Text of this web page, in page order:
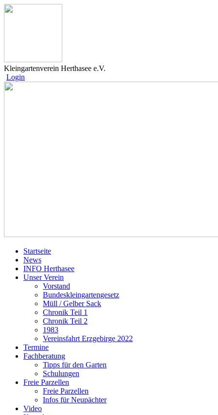
Kleingartenverein Herthasee e.V.
Login
Startseite
News
INFO Herthasee
Unser Verein
Vorstand
Bundeskleingartengesetz
Müll / Gelber Sack
Chronik Teil 1
Chronik Teil 2
1983
Vereinsfahrt Erzgebirge 2022
Termine
Fachberatung
Tipps für den Garten
Schulungen
Freie Parzellen
Freie Parzellen
Infos für Neupächter
Video